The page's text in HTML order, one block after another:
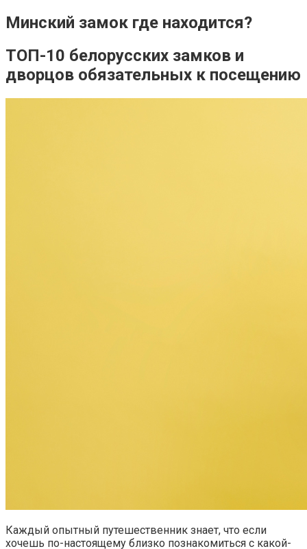
Минский замок где находится?
ТОП-10 белорусских замков и
дворцов обязательных к посещению
Каждый опытный путешественник знает, что если
хочешь по-настоящему близко познакомиться с какой-